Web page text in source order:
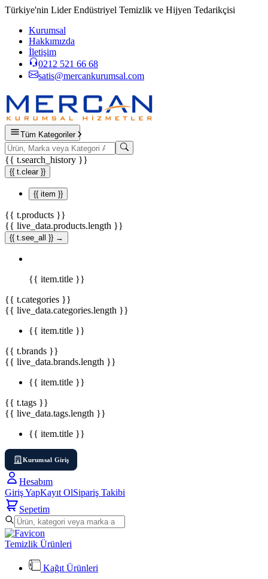
Türkiye'nin Lider Endüstriyel Temizlik ve Hijyen Tedarikçisi
Kurumsal
Hakkımızda
İletişim
0212 521 66 68
satis@mercankurumsal.com
Tüm Kategoriler
{{ t.search_history }}
{{ t.clear }}
{{ item }}
{{ t.products }}
{{ live_data.products.length }}
{{ t.see_all }} →
{{ item.title }}
{{ t.categories }}
{{ live_data.categories.length }}
{{ item.title }}
{{ t.brands }}
{{ live_data.brands.length }}
{{ item.title }}
{{ t.tags }}
{{ live_data.tags.length }}
{{ item.title }}
Kurumsal Giriş
Hesabım
Giriş YapKayıt OlSipariş Takibi
Sepetim
Temizlik Ürünleri
Kağıt Ürünleri